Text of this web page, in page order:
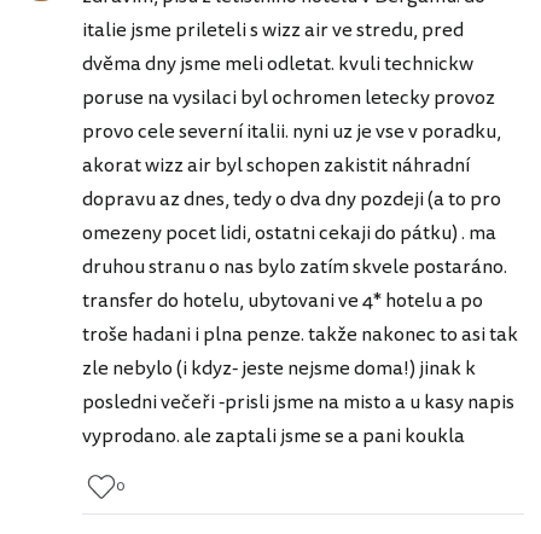
italie jsme prileteli s wizz air ve stredu, pred
dvěma dny jsme meli odletat. kvuli technickw
poruse na vysilaci byl ochromen letecky provoz
provo cele severní italii. nyni uz je vse v poradku,
akorat wizz air byl schopen zakistit náhradní
dopravu az dnes, tedy o dva dny pozdeji (a to pro
omezeny pocet lidi, ostatni cekaji do pátku) . ma
druhou stranu o nas bylo zatím skvele postaráno.
transfer do hotelu, ubytovani ve 4* hotelu a po
troše hadani i plna penze. takže nakonec to asi tak
zle nebylo (i kdyz- jeste nejsme doma!) jinak k
posledni večeři -prisli jsme na misto a u kasy napis
vyprodano. ale zaptali jsme se a pani koukla
0